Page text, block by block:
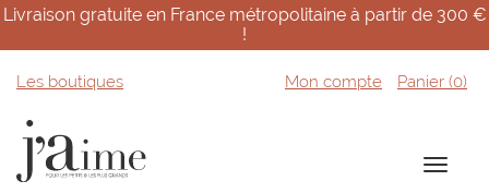
Livraison gratuite en France métropolitaine à partir de 300 €
!
Les boutiques Mon compte Panier (0)